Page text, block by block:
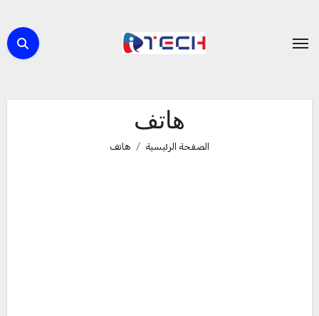
المحتوى
هاتف
الصفحة الرئيسية هاتف